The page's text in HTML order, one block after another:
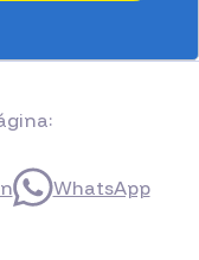
WhatsApp